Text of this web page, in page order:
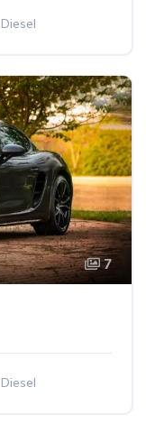
Diesel
7
Diesel